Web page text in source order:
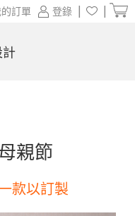
親節
款以訂製
登錄
訂單
計